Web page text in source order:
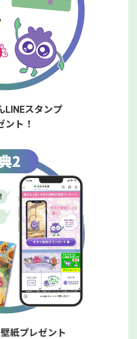
LINEスタンプ
ント！
紙プレゼント